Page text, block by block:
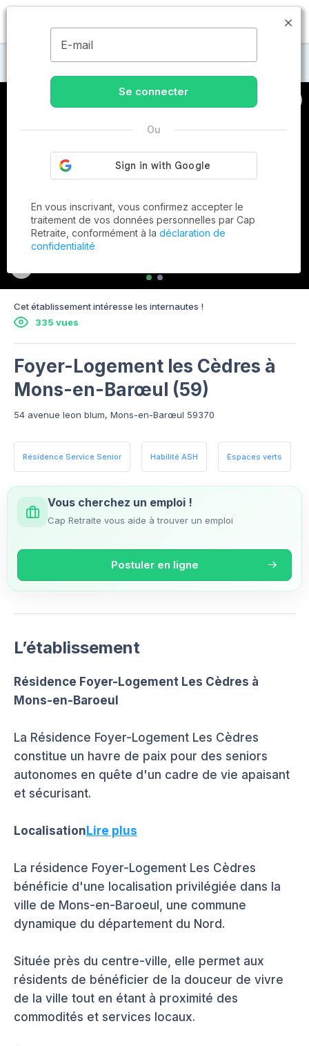
MENU
Maisons de retraite à Mons-en-Barœul
Cet établissement intéresse les internautes !
335 vues
Foyer-Logement les Cèdres à
Mons-en-Barœul (59)
54 avenue leon blum, Mons-en-Barœul 59370
Résidence Service Senior Habilité ASH Espaces verts
Vous cherchez un emploi !
Cap Retraite vous aide à trouver un emploi
Postuler en ligne
L’établissement
Résidence Foyer-Logement Les Cèdres à
Mons-en-Baroeul
La Résidence Foyer-Logement Les Cèdres
constitue un havre de paix pour des seniors
autonomes en quête d'un cadre de vie apaisant
et sécurisant.
LocalisationLire plus
La résidence Foyer-Logement Les Cèdres
bénéficie d'une localisation privilégiée dans la
ville de Mons-en-Baroeul, une commune
dynamique du département du Nord.
Située près du centre-ville, elle permet aux
résidents de bénéficier de la douceur de vivre
de la ville tout en étant à proximité des
commodités et services locaux.
E-mail
Se connecter
Ou
En vous inscrivant, vous confirmez accepter le
traitement de vos données personnelles par Cap
Retraite, conformément à la déclaration de
confidentialité